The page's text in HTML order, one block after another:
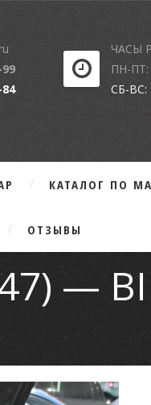
ЧАСЫ
ПН-ПТ:
СБ-
КАТАЛОГ ПО
ОТЗЫВЫ
—